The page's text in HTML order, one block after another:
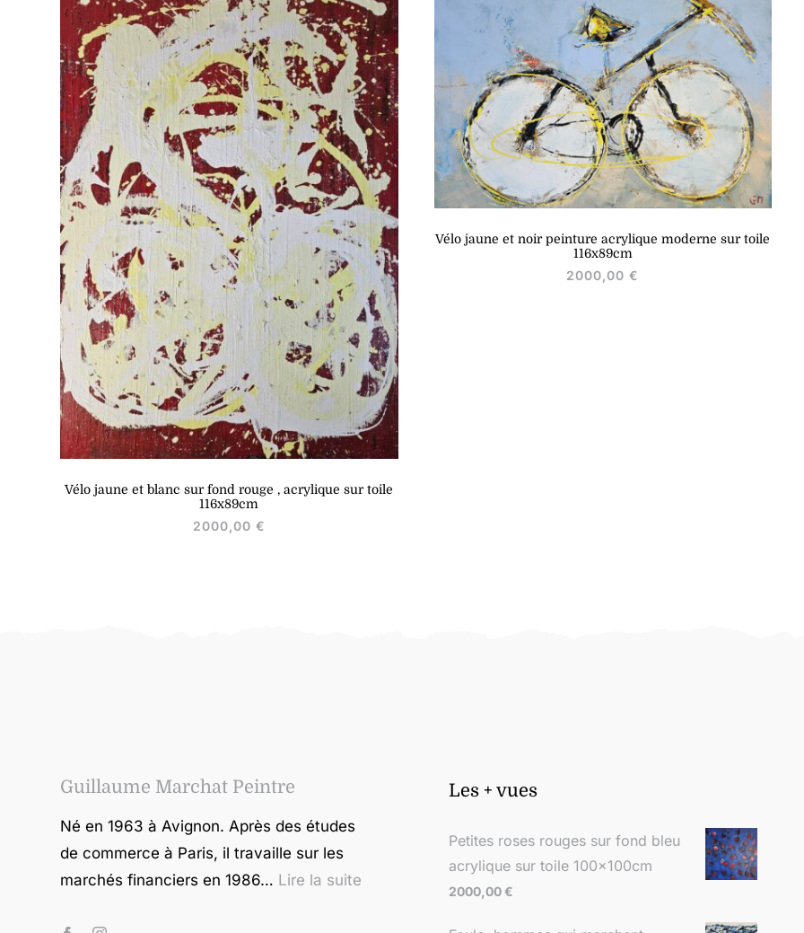
Vélo jaune et blanc sur fond rouge , acrylique sur toile
116x89cm
2000,00 €
Vélo jaune et noir peinture acrylique moderne sur toile
116x89cm
2000,00€
Guillaume Marchat Peintre
Né en 1963 à Avignon. Après des études
de commerce à Paris, il travaille sur les
marchés financiers en 1986… Lire la suite
Les + vues
Petites roses rouges sur fond bleu
acrylique sur toile 100x100cm
2000,00€